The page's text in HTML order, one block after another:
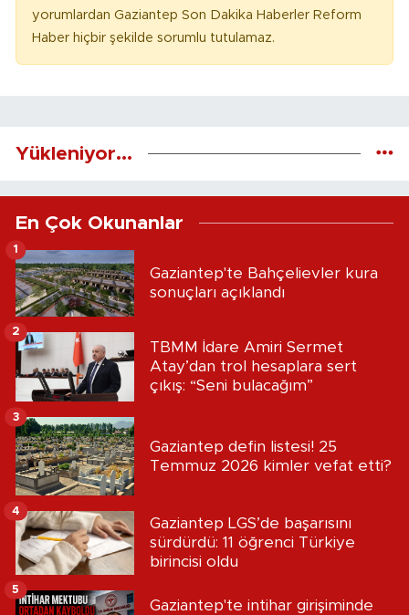
yorumlardan Gaziantep Son Dakika Haberler Reform
Haber hiçbir şekilde sorumlu tutulamaz.
Yükleniyor...
En Çok Okunanlar
Gaziantep'te Bahçelievler kura
sonuçları açıklandı
1
TBMM İdare Amiri Sermet
Atay’dan trol hesaplara sert
çıkış: “Seni bulacağım”
2
Gaziantep defin listesi! 25
Temmuz 2026 kimler vefat etti?
3
Gaziantep LGS’de başarısını
sürdürdü: 11 öğrenci Türkiye
birincisi oldu
4
Gaziantep'te intihar girişiminde
5